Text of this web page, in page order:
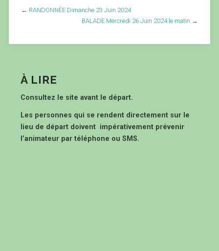
← RANDONNÉE Dimanche 23 Juin 2024
BALADE Mercredi 26 Juin 2024 le matin →
À LIRE
Consultez le site avant le départ.
Les personnes qui se rendent directement sur le
lieu de départ doivent impérativement prévenir
l’animateur par téléphone ou SMS.